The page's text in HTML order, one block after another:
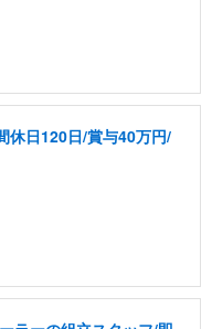
休日120日/賞与40万円/